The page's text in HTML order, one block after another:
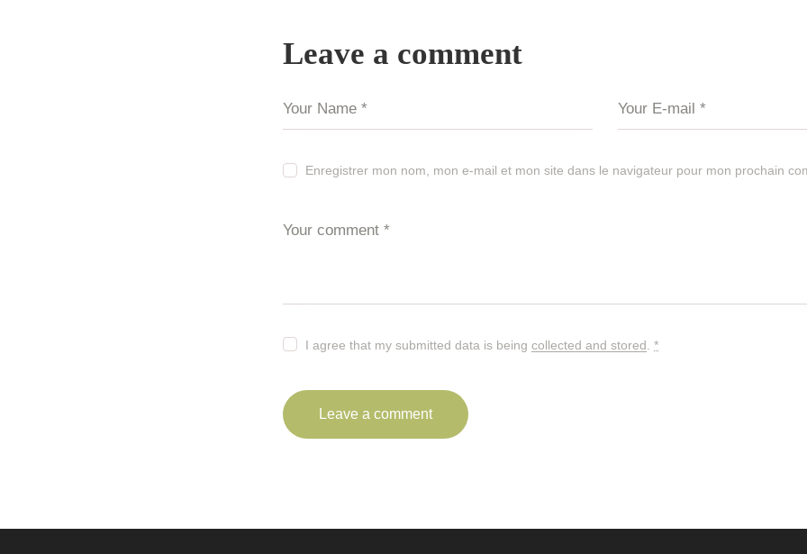
Leave a comment
Enregistrer mon nom, mon e-mail et mon site dans le navigateur pour mon prochain
I agree that my submitted data is beingcollected and stored .*